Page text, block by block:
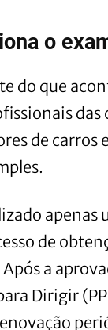
o
do que
das
de carros
apenas
de
a
Dirigir